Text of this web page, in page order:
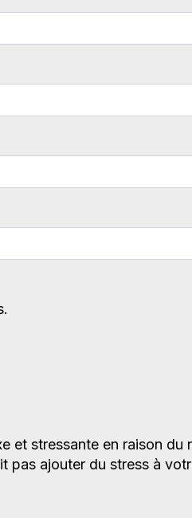
stressante en raison du
pas ajouter du stress à